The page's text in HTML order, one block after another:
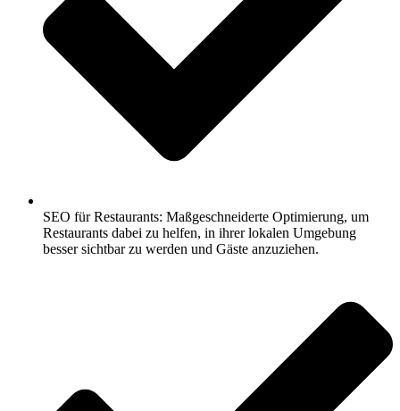
SEO für Restaurants: Maßgeschneiderte Optimierung, um
Restaurants dabei zu helfen, in ihrer lokalen Umgebung
besser sichtbar zu werden und Gäste anzuziehen.